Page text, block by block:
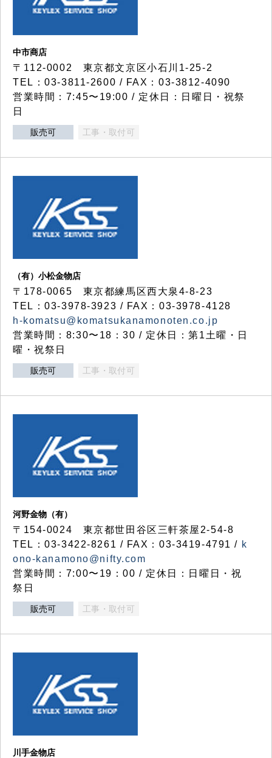
中市商店
〒112-0002 東京都文京区小石川1-25-2
TEL：03-3811-2600 / FAX：03-3812-4090
営業時間：7:45〜19:00 / 定休日：日曜日・祝祭
日
販売可 工事・取付可
（有）小松金物店
〒178-0065 東京都練馬区西大泉4-8-23
TEL：03-3978-3923 / FAX：03-3978-4128
h-komatsu@komatsukanamonoten.co.jp
営業時間：8:30〜18：30 / 定休日：第1土曜・日
曜・祝祭日
販売可 工事・取付可
河野金物（有）
〒154-0024 東京都世田谷区三軒茶屋2-54-8
TEL：03-3422-8261 / FAX：03-3419-4791 / k
ono-kanamono@nifty.com
営業時間：7:00〜19：00 / 定休日：日曜日・祝
祭日
販売可 工事・取付可
川手金物店